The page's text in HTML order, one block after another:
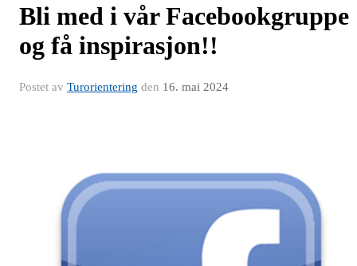
Bli med i vår Facebookgruppe
og få inspirasjon!!
Postet av Turorientering den 16. mai 2024